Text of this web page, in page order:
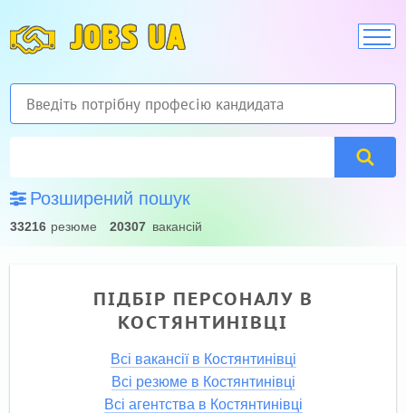
JOBS UA
Розширений пошук
33216 резюме 20307 вакансій
ПІДБІР ПЕРСОНАЛУ В
КОСТЯНТИНІВЦІ
Всі вакансії в Костянтинівці
Всі резюме в Костянтинівці
Всі агентства в Костянтинівці